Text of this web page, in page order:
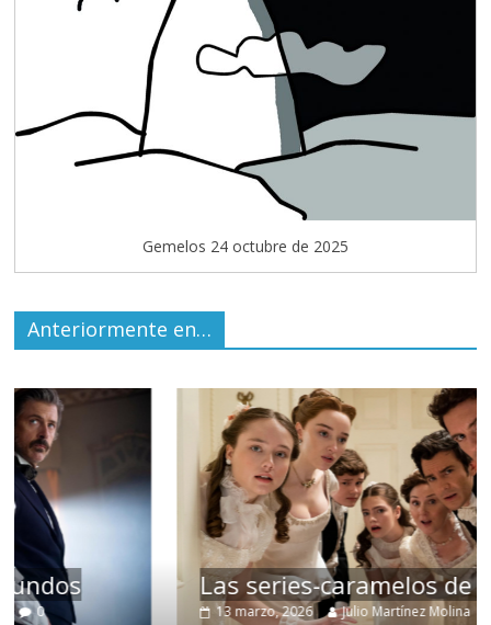
Gemelos 24 octubre de 2025
Anteriormente en…
Las series-caramelos de Shondaland
13 marzo, 2026 Julio Martínez Molina 0